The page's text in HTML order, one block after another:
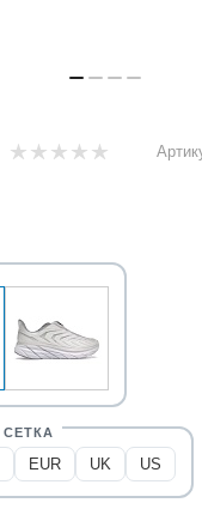
EUR UK US